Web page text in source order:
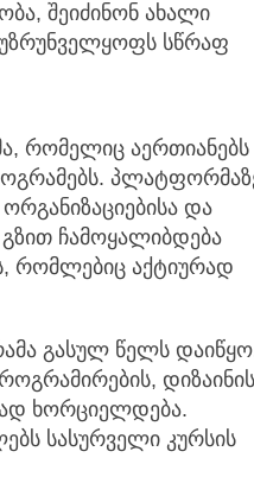
შეიძინონ ახალი
სწრაფ
რომელიც აერთიანებს
და
ჩამოყალიბდება
რომლებიც აქტიურად
გასულ წელს
ხორციელდება.
სასურველი კურსის